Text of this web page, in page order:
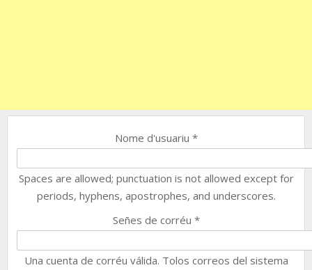
Nome d'usuariu *
Spaces are allowed; punctuation is not allowed except for
periods, hyphens, apostrophes, and underscores.
Señes de corréu *
Una cuenta de corréu válida. Tolos correos del sistema